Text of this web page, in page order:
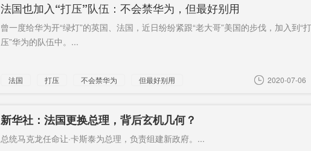
法国也加入“打压”队伍：不会禁华为，但最好别用
曾一度给华为开“绿灯”的英国、法国，近日纷纷紧跟“老大哥”美国的步伐，加入到“打
压”华为的队伍中。...
法国 打压 不会禁华为 但最好别用 2020-07-06
新华社：法国更换总理，背后玄机几何？
总统马克龙任命让·卡斯泰为总理，负责组建新政府。...